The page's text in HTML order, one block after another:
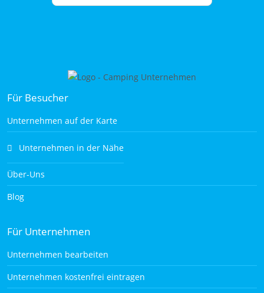
Für Besucher
Unternehmen auf der Karte
Unternehmen in der Nähe
Über-Uns
Blog
Für Unternehmen
Unternehmen bearbeiten
Unternehmen kostenfrei eintragen